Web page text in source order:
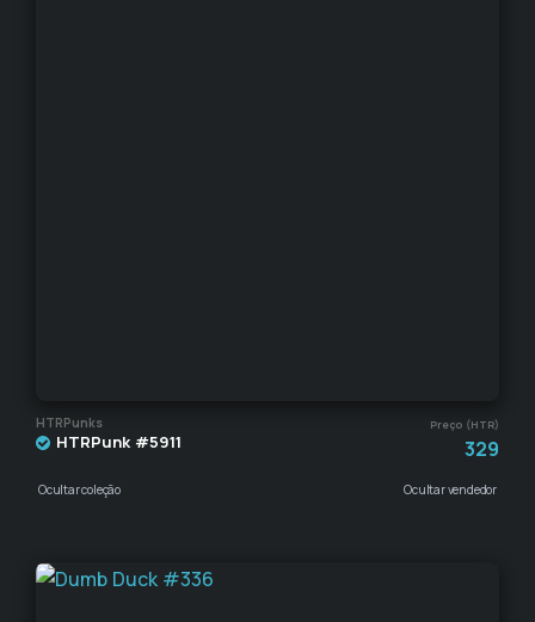
HTRPunks Preço (HTR)
HTRPunk #5911 329
Ocultar coleção Ocultar vendedor